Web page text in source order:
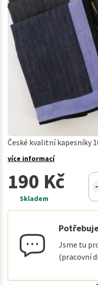
České kvalitní kapesníky
více informací
190 Kč
Skladem
Jsme tu
(pracovní